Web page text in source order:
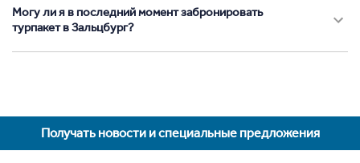
Могу ли я в последний момент забронировать
турпакет в Зальцбург?
Получать новости и специальные предложения